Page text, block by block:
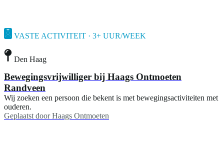
VASTE ACTIVITEIT · 3+ UUR/WEEK
Den Haag
Bewegingsvrijwilliger bij Haags Ontmoeten
Randveen
Wij zoeken een persoon die bekent is met bewegingsactiviteiten met
ouderen.
Geplaatst door Haags Ontmoeten